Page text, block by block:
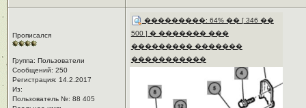
Прописался
Группа: Пользователи
Сообщений: 250
Регистрация: 14.2.2017
Из: ㅤ
Пользователь №: 88 405
���������: 64% �� [ 346 ��
500 ] � ������� ���
��������� �������
�����������